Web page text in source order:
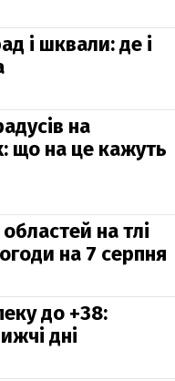
і шквали: де і
на
що на це кажуть
на тлі
на 7 серпня
до +38:
дні